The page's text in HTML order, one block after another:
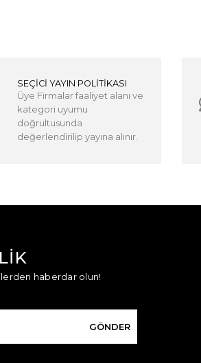
SEÇİCİ YAYIN POLİTİKASI
Üye Firmalar faaliyet alanı ve
kategori uyumu
doğrultusunda
değerlendirilip yayına alınır.
haberdar olun!
GÖNDER